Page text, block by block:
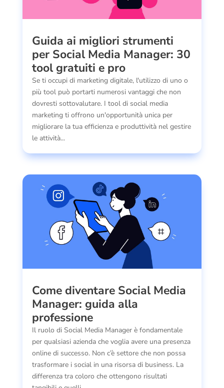
Guida ai migliori strumenti
per Social Media Manager: 30
tool gratuiti e pro
Se ti occupi di marketing digitale, l'utilizzo di uno o
più tool può portarti numerosi vantaggi che non
dovresti sottovalutare. I tool di social media
marketing ti offrono un'opportunità unica per
migliorare la tua efficienza e produttività nel gestire
le attività...
Come diventare Social Media
Manager: guida alla
professione
Il ruolo di Social Media Manager è fondamentale
per qualsiasi azienda che voglia avere una presenza
online di successo. Non c’è settore che non possa
trasformare i social in una risorsa di business. La
differenza tra coloro che ottengono risultati